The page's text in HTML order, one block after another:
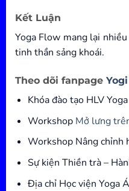
Kết Luận
Yoga Flow mang lại
tinh thần sảng khoái.
Theo dõi fanpage
Khóa đào tạo HLV
Workshop Mở lưng
Workshop Nâng chỉnh
Sự kiện Thiền trà –
Địa chỉ Học viện Yoga